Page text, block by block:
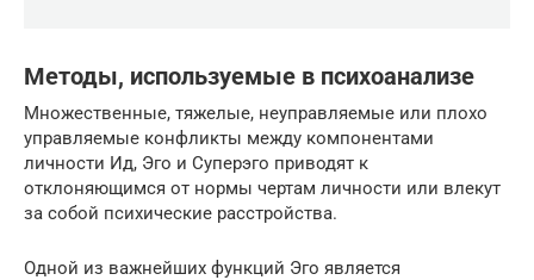
Методы, используемые в психоанализе
Множественные, тяжелые, неуправляемые или плохо
управляемые конфликты между компонентами
личности Ид, Эго и Суперэго приводят к
отклоняющимся от нормы чертам личности или влекут
за собой психические расстройства.
Одной из важнейших функций Эго является